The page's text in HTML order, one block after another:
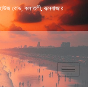
রোড, কলাতলী, কক্সবাজার